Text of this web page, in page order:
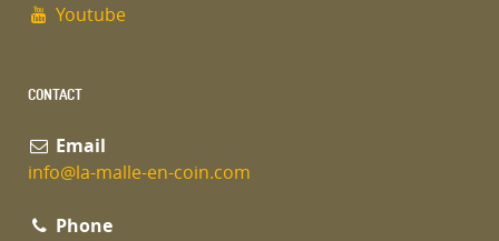
Youtube
CONTACT
Email
info@la-malle-en-coin.com
Phone